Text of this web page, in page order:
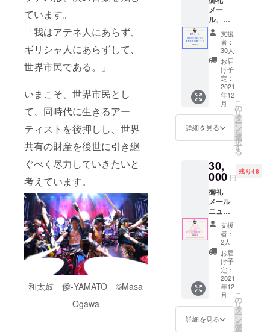
ています。
「我はアテネ人にあらず、
ギリシャ人にあらずして、
世界市民である。」
いまこそ、世界市民とし
て、同時代に生きるアー
ティストを後押しし、世界
共有の財産を後世に引き継
ぐべく尽力していきたいと
考えています。
和太鼓 倭-YAMATO ©Masa
Ogawa
メー
ル、
ニュー
スレ
ター配
信(毎月
10日配
信）、
欧州文
化首都
グッズ
セット
（ペ
ン、
ノー
グネッ
ト、鉛
筆、エ
コバッ
グ、各
都市活
動紹介
リーフ
レット
のグッ
ズの中
から3点
をセッ
トで。
どの都
市があ
たるか
支援
者：
30人
お届
け予
定：
2021
年12
月
詳細を見る
こ
の
リ
タ
ー
ン
を
選
択
す
る
30,
000 円
残り48
御礼
メール
ニュー
スレ
ター配
信(毎月
10日配
信） 欧
州文化
首都T
シャツ
(大人男
女兼
用、
S/M/Lサ
支援
者：
2人
お届
け予
定：
2021
年12
月
詳細を見る
こ
の
リ
タ
ー
ン
を
選